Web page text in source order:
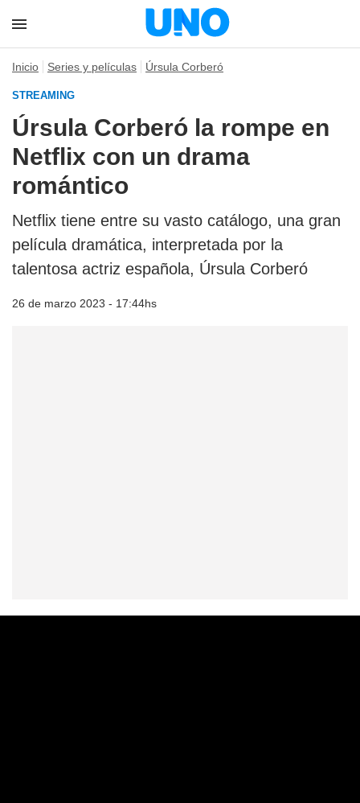
Inicio Series y películas Úrsula Corberó
STREAMING
Úrsula Corberó la rompe en
Netflix con un drama
romántico
Netflix tiene entre su vasto catálogo, una gran
película dramática, interpretada por la
talentosa actriz española, Úrsula Corberó
26 de marzo 2023 - 17:44hs